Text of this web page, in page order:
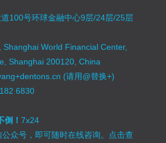
100号环球金融中心9层/24层/25层
World Financial Center,
Shanghai 200120, China
(请用@替换+)
6830
倒！7x24
众号，即可随时在线咨询。 点击查